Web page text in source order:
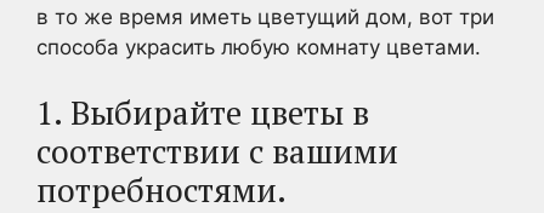
в то же время иметь цветущий дом, вот три
способа украсить любую комнату цветами.
1. Выбирайте цветы в
соответствии с вашими
потребностями.